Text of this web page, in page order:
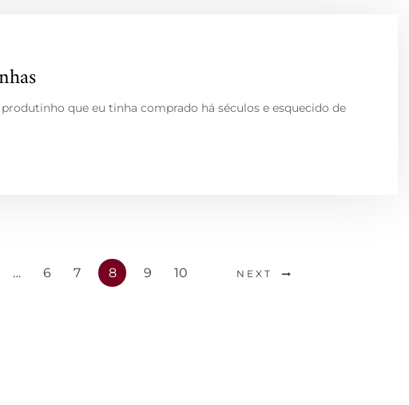
que eu tinha comprado há séculos e esquecido de
… 6 7 8 9 10 NEXT